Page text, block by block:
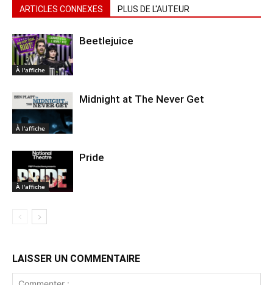
ARTICLES CONNEXES PLUS DE L'AUTEUR
À l'affiche
Beetlejuice
À l'affiche
Midnight at The Never Get
À l'affiche
Pride
LAISSER UN COMMENTAIRE